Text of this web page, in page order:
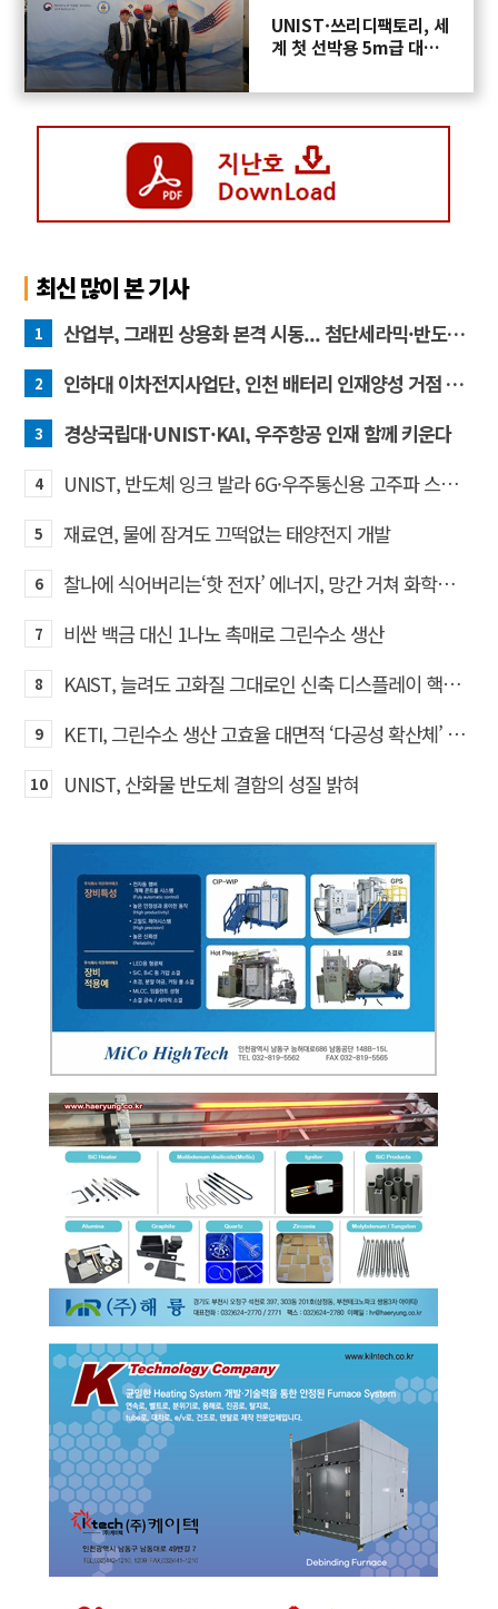
UNIST·쓰리디팩토리, 세
계 첫 선박용 5m급 대형
최신 많이 본 기사
1 산업부, 그래핀 상용화 본격 시동... 첨단세라믹·반도체 방열소재 시장 확대 기대
2 인하대 이차전지사업단, 인천 배터리 인재양성 거점 역할 강화
3 경상국립대·UNIST·KAI, 우주항공 인재 함께 키운다
4 UNIST, 반도체 잉크 발라 6G·우주통신용 고주파 스위치 만든다
5 재료연, 물에 잠겨도 끄떡없는 태양전지 개발
6 찰나에 식어버리는‘핫 전자’ 에너지, 망간 거쳐 화학반응에 쓴다
7 비싼 백금 대신 1나노 촉매로 그린수소 생산
8 KAIST, 늘려도 고화질 그대로인 신축 디스플레이 핵심기술 개발​
9 KETI, 그린수소 생산 고효율 대면적 ‘다공성 확산체’ 개발
10 UNIST, 산화물 반도체 결함의 성질 밝혀